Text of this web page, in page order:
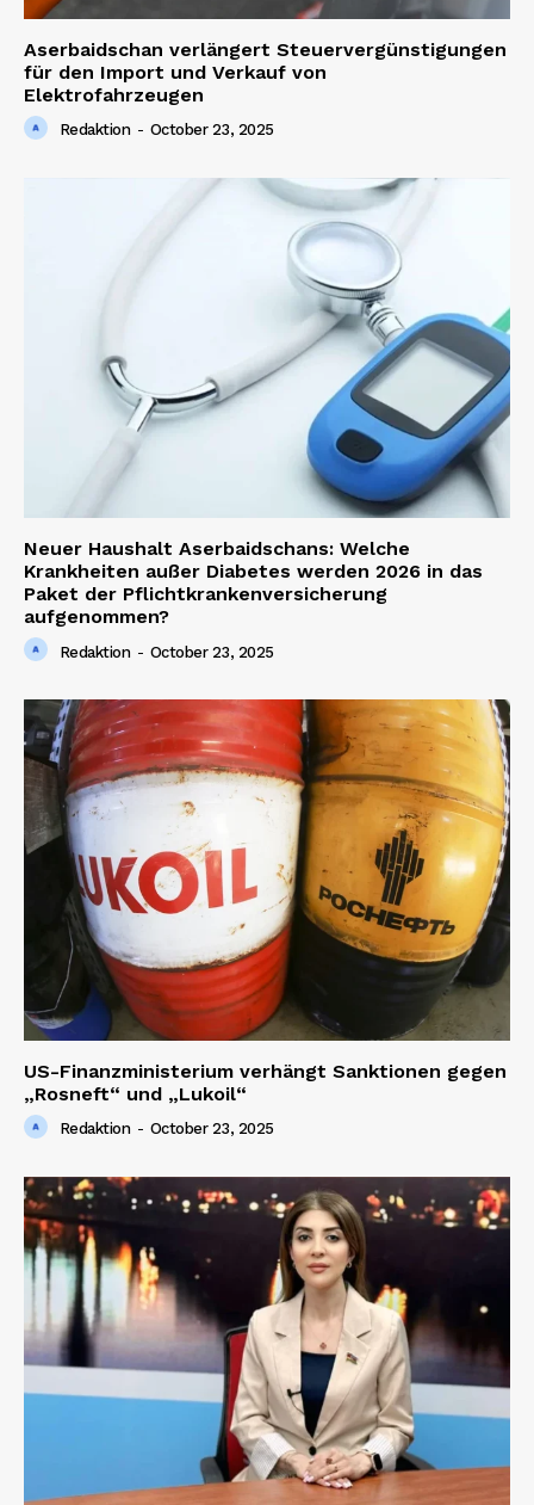
News Week
Magazine PRO
SUBSCRIBE NOW
Company
About us
Contact us
Aserbaidschan verlängert Steuervergünstigungen
für den Import und Verkauf von
Elektrofahrzeugen
Redaktion - October 23, 2025
Neuer Haushalt Aserbaidschans: Welche
Krankheiten außer Diabetes werden 2026 in das
Paket der Pflichtkrankenversicherung
aufgenommen?
Redaktion - October 23, 2025
US-Finanzministerium verhängt Sanktionen gegen
„Rosneft“ und „Lukoil“
Redaktion - October 23, 2025